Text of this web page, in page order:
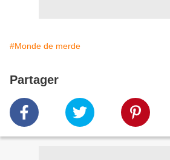
#Monde de merde
Partager